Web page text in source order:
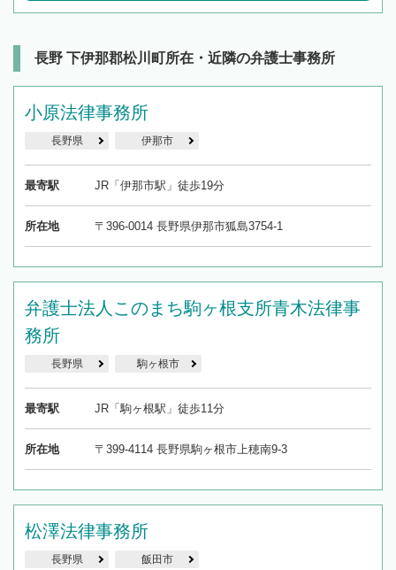
長野 下伊那郡松川町所在・近隣の弁護士事務所
小原法律事務所
長野県 伊那市
最寄駅 JR「伊那市駅」徒歩19分
所在地 〒396-0014 長野県伊那市狐島3754-1
弁護士法人このまち駒ヶ根支所青木法律事
務所
長野県 駒ヶ根市
最寄駅 JR「駒ヶ根駅」徒歩11分
所在地 〒399-4114 長野県駒ヶ根市上穂南9-3
松澤法律事務所
長野県 飯田市